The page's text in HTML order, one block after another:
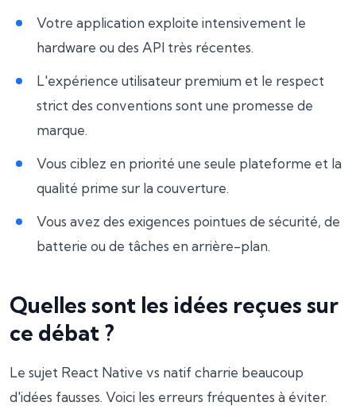
Votre application exploite intensivement le
hardware ou des API très récentes.
L'expérience utilisateur premium et le respect
strict des conventions sont une promesse de
marque.
Vous ciblez en priorité une seule plateforme et la
qualité prime sur la couverture.
Vous avez des exigences pointues de sécurité, de
batterie ou de tâches en arrière-plan.
Quelles sont les idées reçues sur
ce débat ?
Le sujet React Native vs natif charrie beaucoup
d'idées fausses. Voici les erreurs fréquentes à éviter.